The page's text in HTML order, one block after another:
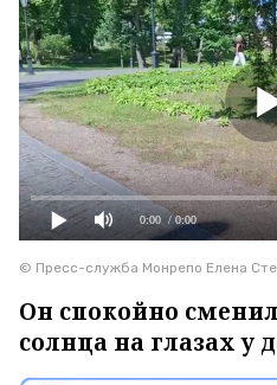
0:00 / 0:00
© Пресс-служба Монрепо Елена
Он спокойно
солнца на глазах у